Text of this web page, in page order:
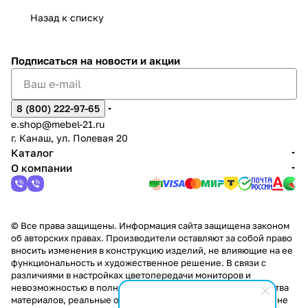
2
Назад к списку
Подписаться на новости и акции
8 (800) 222-97-65
e.shop@mebel-21.ru
г. Канаш, ул. Полевая 20
Каталог
О компании
© Все права защищены. Информация сайта защищена законом
об авторских правах. Производители оставляют за собой право
вносить изменения в конструкцию изделий, не влияющие на ее
функциональность и художественное решение. В связи с
различиями в настройках цветопередачи мониторов и
невозможностью в полной мере передать некоторые свойства
материалов, реальные оттенки и текстуры продукции могут не